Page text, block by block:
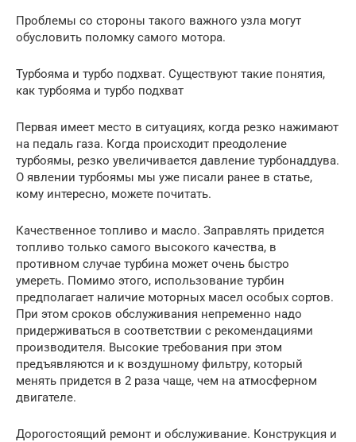
Проблемы со стороны такого важного узла могут
обусловить поломку самого мотора.
Турбояма и турбо подхват. Существуют такие понятия,
как турбояма и турбо подхват
Первая имеет место в ситуациях, когда резко нажимают
на педаль газа. Когда происходит преодоление
турбоямы, резко увеличивается давление турбонаддува.
О явлении турбоямы мы уже писали ранее в статье,
кому интересно, можете почитать.
Качественное топливо и масло. Заправлять придется
топливо только самого высокого качества, в
противном случае турбина может очень быстро
умереть. Помимо этого, использование турбин
предполагает наличие моторных масел особых сортов.
При этом сроков обслуживания непременно надо
придерживаться в соответствии с рекомендациями
производителя. Высокие требования при этом
предъявляются и к воздушному фильтру, который
менять придется в 2 раза чаще, чем на атмосферном
двигателе.
Дорогостоящий ремонт и обслуживание. Конструкция и